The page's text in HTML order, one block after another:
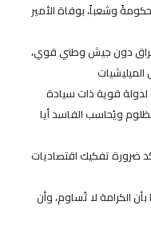
وشعباً، بوفاة الأمير
دون جيش وطني قوي،
لدولة قوية ذات سيادة
ويُحاسب الفاسد أيا
ضرورة تفكيك اقتصاديات
الكرامة لا تُساوم، وأن